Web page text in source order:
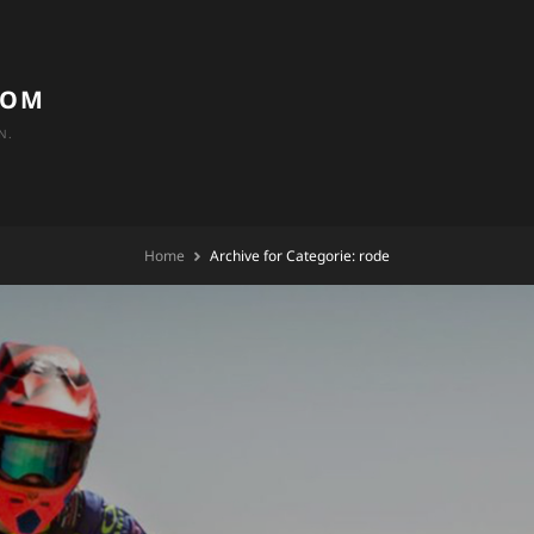
Home Archive forCategorie: rode